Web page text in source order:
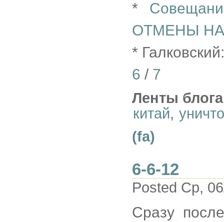
*
ОТМЕНЫ
*
6 / 7
Ленты
китай,
(fa)
6-6-12
Posted Ср,
Сразу